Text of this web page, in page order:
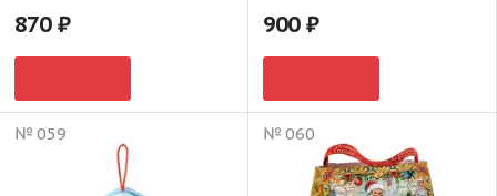
870 900
№ 059 № 060